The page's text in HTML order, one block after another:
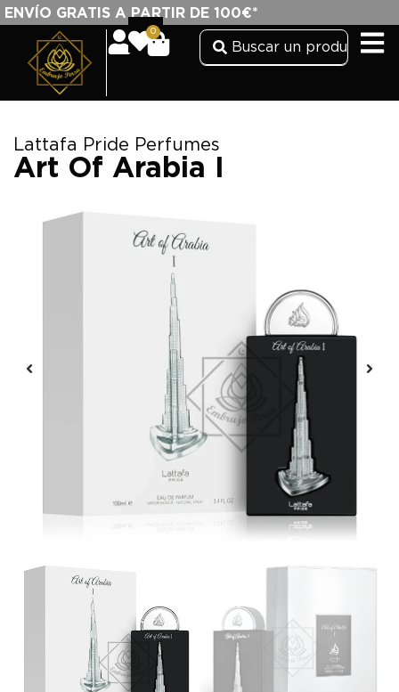
ENVÍO GRATIS A PARTIR DE 100€*
0
Lattafa Pride Perfumes
Art Of Arabia I